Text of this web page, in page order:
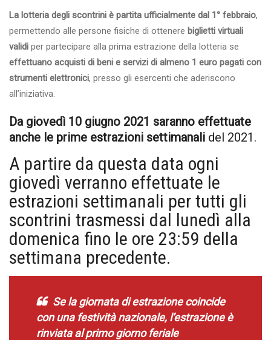
La lotteria degli scontrini è partita ufficialmente dal 1° febbraio,
permettendo alle persone fisiche di ottenere biglietti virtuali
validi per partecipare alla prima estrazione della lotteria se
effettuano acquisti di beni e servizi di almeno 1 euro pagati con
strumenti elettronici, presso gli esercenti che aderiscono
all’iniziativa.
Da giovedì 10 giugno 2021 saranno effettuate
anche le prime estrazioni settimanali del 2021.
A partire da questa data ogni
giovedì verranno effettuate le
estrazioni settimanali per tutti gli
scontrini trasmessi dal lunedì alla
domenica fino le ore 23:59 della
settimana precedente.
Se la giornata di estrazione coincide
con una festività nazionale, l’estrazione è
rinviata al primo giorno feriale